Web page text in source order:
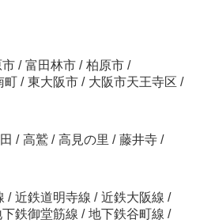
市 / 富田林市 / 柏原市 /
町 / 東大阪市 / 大阪市天王寺区 /
/ 高鷲 / 高見の里 / 藤井寺 /
/ 近鉄道明寺線 / 近鉄大阪線 /
下鉄御堂筋線 / 地下鉄谷町線 /